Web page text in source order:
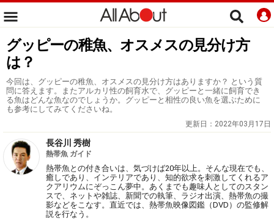
グッピーの稚魚、オスメスの見分け方
は？
今回は、グッピーの稚魚、オスメスの見分け方はありますか？ という質
問に答えます。またアルカリ性の飼育水で、グッピーと一緒に飼育でき
る魚はどんな魚なのでしょうか。グッピーと相性の良い魚を選ぶために
も参考にしてみてくださいね。
更新日： 2022年03月17日
長谷川 秀樹
熱帯魚 ガイド
熱帯魚との付き合いは、気づけば20年以上。そんな現在でも、
癒しであり、インテリアであり、知的欲求を刺激してくれるア
クアリウムにぞっこん夢中。あくまでも趣味人としてのスタン
スで、ネットや雑誌、新聞での執筆、ラジオ出演、熱帯魚の撮
影などをこなす。直近では、熱帯魚映像図鑑（DVD）の監修解
説を行なう。